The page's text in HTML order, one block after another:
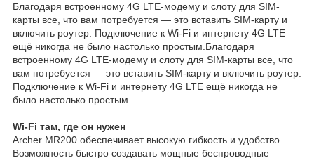
Благодаря встроенному 4G LTE-модему и слоту для SIM-
карты все, что вам потребуется — это вставить SIM-карту и
включить роутер. Подключение к Wi-Fi и интернету 4G LTE
ещё никогда не было настолько простым.Благодаря
встроенному 4G LTE-модему и слоту для SIM-карты все, что
вам потребуется — это вставить SIM-карту и включить роутер.
Подключение к Wi-Fi и интернету 4G LTE ещё никогда не
было настолько простым.
Wi-Fi там, где он нужен
Archer MR200 обеспечивает высокую гибкость и удобство.
Возможность быстро создавать мощные беспроводные